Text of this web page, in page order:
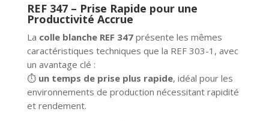
REF 347 – Prise Rapide pour une
Productivité Accrue
La colle blanche REF 347présente les mêmes
caractéristiques techniques que la REF 303-1, avec
un avantage clé :
⏱️ un temps de prise plus rapide, idéal pour les
environnements de production nécessitant rapidité
et rendement.